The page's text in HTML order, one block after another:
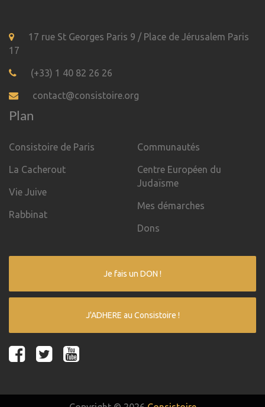
17 rue St Georges Paris 9 / Place de Jérusalem Paris
17
(+33) 1 40 82 26 26
contact@consistoire.org
Plan
Consistoire de Paris
La Cacherout
Vie Juive
Rabbinat
Communautés
Centre Européen du
Judaïsme
Mes démarches
Dons
Je fais un DON !
J'ADHERE au Consistoire !